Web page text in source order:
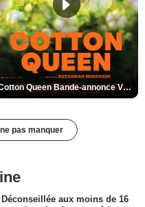
Cotton Queen Bande-annonce VO STFR
pas manquer
Déconseillée aux moins de 16